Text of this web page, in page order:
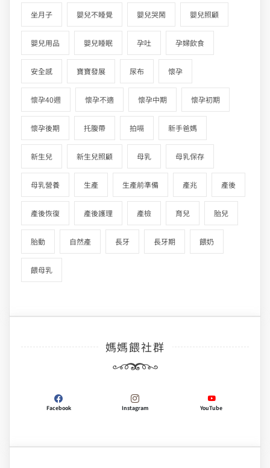
坐月子 嬰兒不睡覺 嬰兒哭鬧 嬰兒照顧
嬰兒用品 嬰兒睡眠 孕吐 孕婦飲食
安全感 寶寶發展 尿布 懷孕
懷孕40週 懷孕不適 懷孕中期 懷孕初期
懷孕後期 托腹帶 拍嗝 新手爸媽
新生兒 新生兒照顧 母乳 母乳保存
母乳營養 生產 生產前準備 產兆 產後
產後恢復 產後護理 產檢 育兒 胎兒
胎動 自然產 長牙 長牙期 餵奶
餵母乳
媽媽餵社群
Facebook Instagram YouTube